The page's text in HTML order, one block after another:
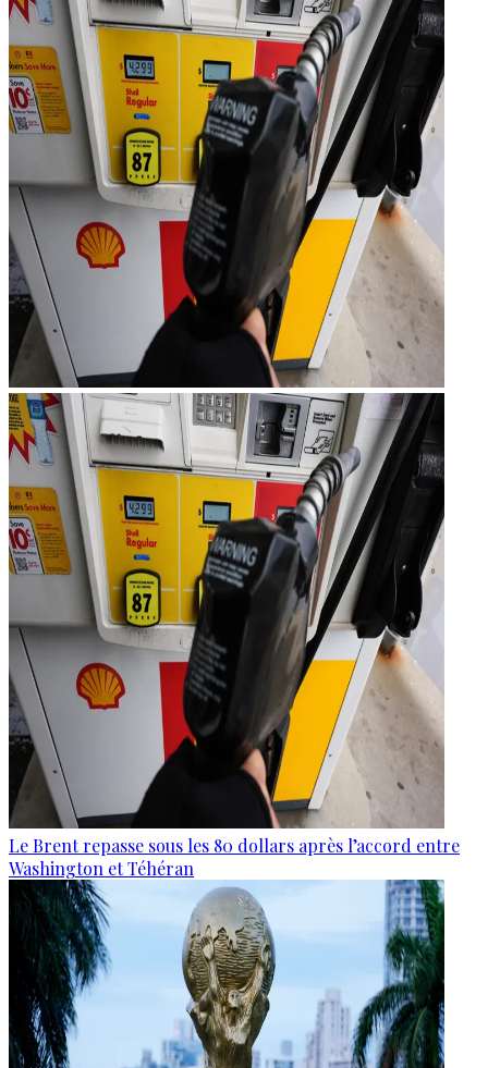
Le Brent repasse sous les 80 dollars après l’accord entre
Washington et Téhéran